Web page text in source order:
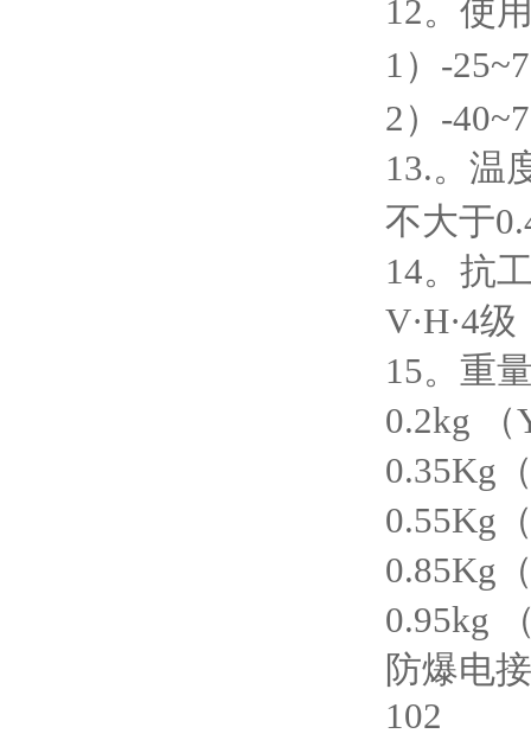
12。使
1 ） -
2 ） -
13.。温
不大于
14。抗
V·H·4级
15。重
0.2kg （
0.35Kg
0.55Kg
0.85Kg
0.95kg
防爆电
102